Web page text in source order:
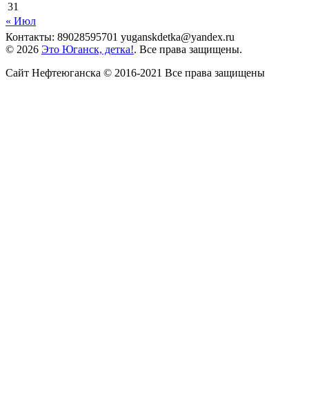
31
« Июл
Контакты: 89028595701 yuganskdetka@yandex.ru
© 2026 Это Юганск, детка!. Все права защищены.
Сайт Нефтеюганска © 2016-2021 Все права защищены